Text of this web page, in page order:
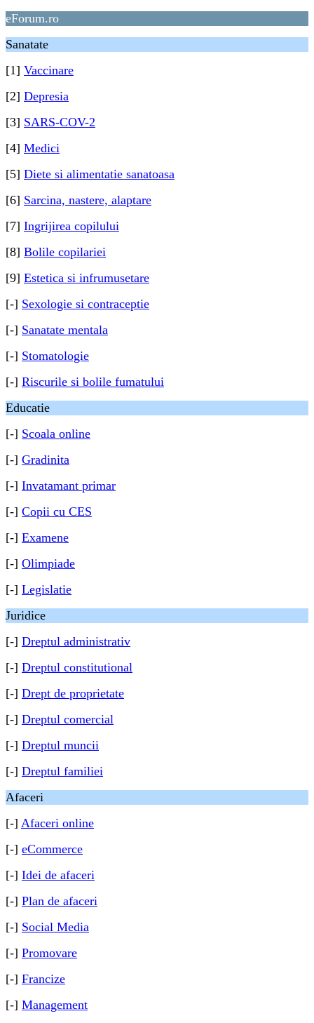
eForum.ro
Sanatate
[1] Vaccinare
[2] Depresia
[3] SARS-COV-2
[4] Medici
[5] Diete si alimentatie sanatoasa
[6] Sarcina, nastere, alaptare
[7] Ingrijirea copilului
[8] Bolile copilariei
[9] Estetica si infrumusetare
[-] Sexologie si contraceptie
[-] Sanatate mentala
[-] Stomatologie
[-] Riscurile si bolile fumatului
Educatie
[-] Scoala online
[-] Gradinita
[-] Invatamant primar
[-] Copii cu CES
[-] Examene
[-] Olimpiade
[-] Legislatie
Juridice
[-] Dreptul administrativ
[-] Dreptul constitutional
[-] Drept de proprietate
[-] Dreptul comercial
[-] Dreptul muncii
[-] Dreptul familiei
Afaceri
[-] Afaceri online
[-] eCommerce
[-] Idei de afaceri
[-] Plan de afaceri
[-] Social Media
[-] Promovare
[-] Francize
[-] Management